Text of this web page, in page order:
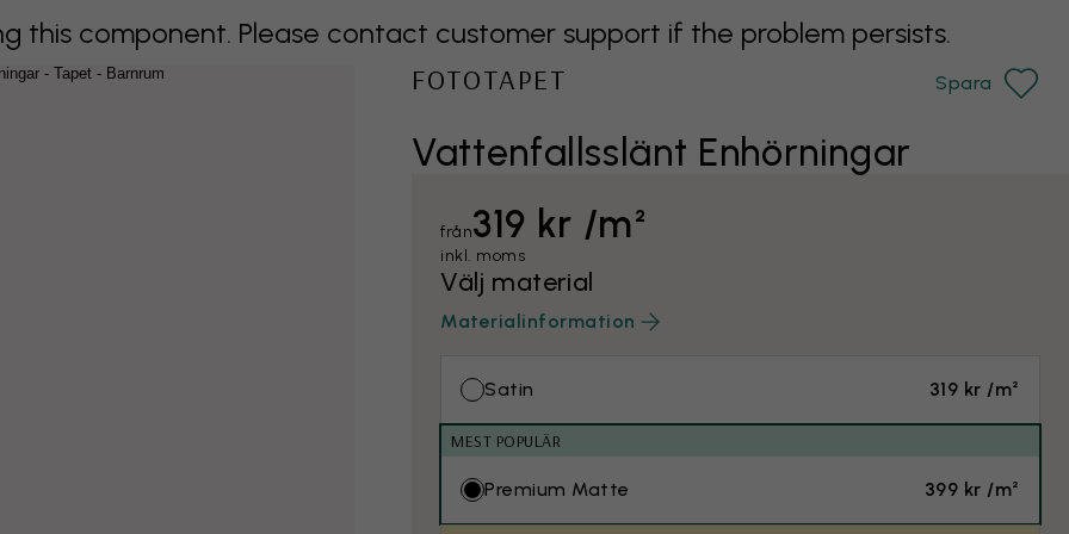
this component. Please contact customer support if the problem persists.
Vattenfallsslänt Enhörningar
FOTOTAPET Spara
från319 kr /m²
inkl. moms
Välj material
Materialinformation
Satin 319 kr /m²
MEST POPULÄR
Premium Matte 399 kr /m²